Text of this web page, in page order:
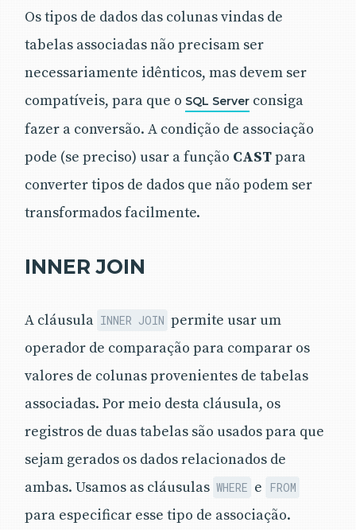
Os tipos de dados das colunas vindas de
tabelas associadas não precisam ser
necessariamente idênticos, mas devem ser
compatíveis, para que o SQL Server consiga
fazer a conversão. A condição de associação
pode (se preciso) usar a função CASTpara
converter tipos de dados que não podem ser
transformados facilmente.
INNER JOIN
A cláusula INNER JOIN permite usar um
operador de comparação para comparar os
valores de colunas provenientes de tabelas
associadas. Por meio desta cláusula, os
registros de duas tabelas são usados para que
sejam gerados os dados relacionados de
ambas. Usamos as cláusulas WHERE e FROM
para especificar esse tipo de associação.